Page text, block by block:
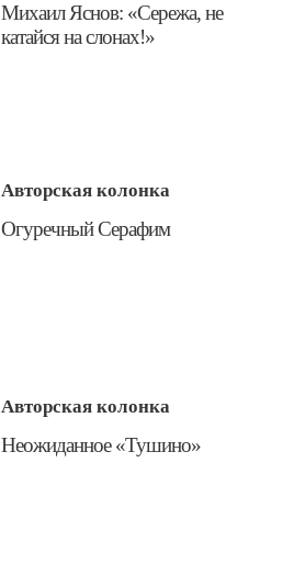
​Михаил Яснов: «Сережа, не
катайся на слонах!»
Авторская колонка
​Огуречный Серафим
Авторская колонка
​Неожиданное «Тушино»